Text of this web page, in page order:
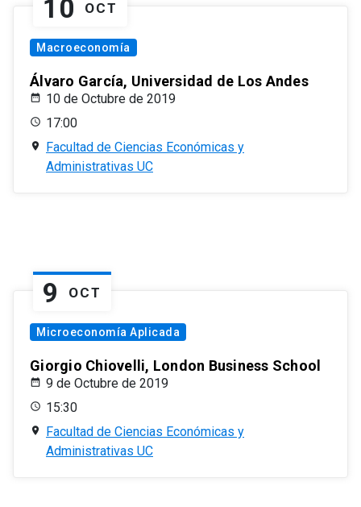
10 OCT
Macroeconomía
Álvaro García, Universidad de Los Andes
10 de Octubre de 2019
17:00
Facultad de Ciencias Económicas y
Administrativas UC
9 OCT
Microeconomía Aplicada
Giorgio Chiovelli, London Business School
9 de Octubre de 2019
15:30
Facultad de Ciencias Económicas y
Administrativas UC